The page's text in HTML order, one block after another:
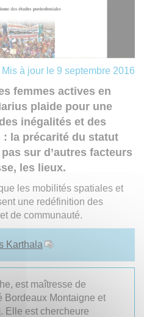
Mis à jour le 9 septembre 2016
femmes actives en
plaide pour une
inégalités et des
la précarité du statut
sur d’autres facteurs
les lieux.
les mobilités spatiales et
une redéfinition des
de communauté.
Karthala
est maîtresse de
Bordeaux Montaigne et
. Elle est chercheure